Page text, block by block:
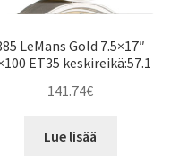
LeMans Gold 7.5×17″
ET35 keskireikä:57.1
141.74€
Lue lisää